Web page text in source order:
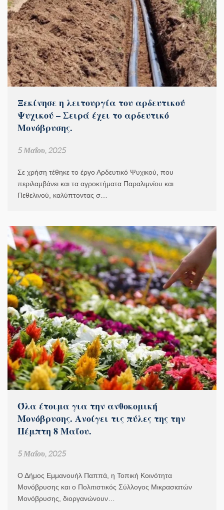
Ξεκίνησε η λειτουργία του αρδευτικού
Ψυχικού – Σειρά έχει το αρδευτικό
Μονόβρυσης.
5 Μαΐου, 2025
Σε χρήση τέθηκε το έργο Αρδευτικό Ψυχικού, που
περιλαμβάνει και τα αγροκτήματα Παραλιμνίου και
Πεθελινού, καλύπτοντας σ…
Όλα έτοιμα για την ανθοκομική
Μονόβρυσης. Ανοίγει τις πύλες της την
Πέμπτη 8 Μαΐου.
5 Μαΐου, 2025
Ο Δήμος Εμμανουήλ Παππά, η Τοπική Κοινότητα
Μονόβρυσης και ο Πολιτιστικός Σύλλογος Μικρασιατών
Μονόβρυσης, διοργανώνουν…